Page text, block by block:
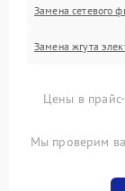
Замена сетевого
Замена жгута
Цены в
Мы проверим